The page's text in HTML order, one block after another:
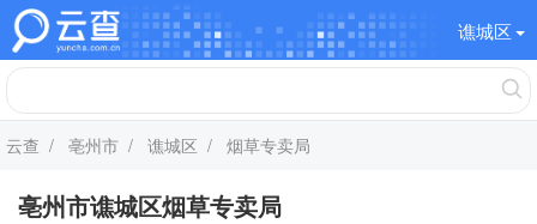
谯城区
云查 / 亳州市 / 谯城区 / 烟草专卖局
亳州市谯城区烟草专卖局